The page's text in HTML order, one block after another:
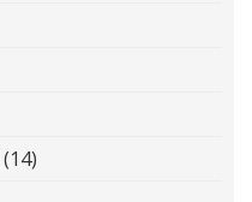
(14)